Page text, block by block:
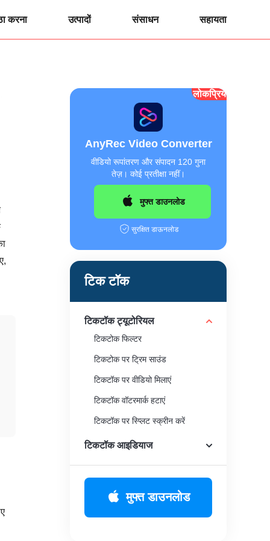
करना उत्पादों संसाधन सहायता
लोकप्रिय
AnyRec Video Converter
वीडियो रूपांतरण और संपादन 120 गुना
तेज़। कोई प्रतीक्षा नहीं।
मुफ्त डाउनलोड
सुरक्षित डाऊनलोड
टिक टॉक
टिकटॉक ट्यूटोरियल
टिकटोक फिल्टर
टिकटोक पर ट्रिम साउंड
टिकटॉक पर वीडियो मिलाएं
टिकटॉक वॉटरमार्क हटाएं
टिकटॉक पर स्प्लिट स्क्रीन करें
टिकटॉक वॉटरमार्क हटाएं
टिकटोक कैप्शन संपादित करें
टिकटॉक आइडियाज
मुफ्त डाउनलोड